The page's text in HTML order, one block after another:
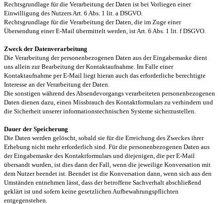
Rechtsgrundlage für die Verarbeitung der Daten ist bei Vorliegen einer
Einwilligung des Nutzers Art. 6 Abs. 1 lit. a DSGVO.
Rechtsgrundlage für die Verarbeitung der Daten, die im Zuge einer
Übersendung einer E-Mail übermittelt werden, ist Art. 6 Abs. 1 lit. f DSGVO.
Zweck der Datenverarbeitung
Die Verarbeitung der personenbezogenen Daten aus der Eingabemaske dient
uns allein zur Bearbeitung der Kontaktaufnahme. Im Falle einer
Kontaktaufnahme per E-Mail liegt hieran auch das erforderliche berechtigte
Interesse an der Verarbeitung der Daten.
Die sonstigen während des Absendevorgangs verarbeiteten personenbezogenen
Daten dienen dazu, einen Missbrauch des Kontaktformulars zu verhindern und
die Sicherheit unserer informationstechnischen Systeme sicherzustellen.
Dauer der Speicherung
Die Daten werden gelöscht, sobald sie für die Erreichung des Zweckes ihrer
Erhebung nicht mehr erforderlich sind. Für die personenbezogenen Daten aus
der Eingabemaske des Kontaktformulars und diejenigen, die per E-Mail
übersandt wurden, ist dies dann der Fall, wenn die jeweilige Konversation mit
dem Nutzer beendet ist. Beendet ist die Konversation dann, wenn sich aus den
Umständen entnehmen lässt, dass der betroffene Sachverhalt abschließend
geklärt ist und sofern keine gesetzlichen Aufbewahrungspflichten
entgegenstehen.